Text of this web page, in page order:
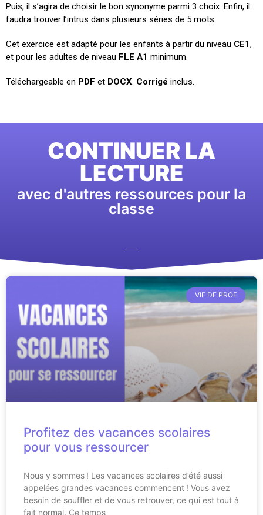
Puis, il s’agira de choisir le bon synonyme parmi 3 choix. Enfin, il
faudra trouver l’intrus dans plusieurs séries de 5 mots.
Cet exercice est adapté pour les enfants à partir du niveau CE1,
et pour les adultes de niveau FLE A1 minimum.
Téléchargeable en PDF et DOCX. Corrigé inclus.
CONTINUER LA
LECTURE
avec d'autres ressources pour la
classe
VIE DE PROF
Profitez des vacances scolaires
pour vous ressourcer
Nous y sommes ! Les vacances scolaires d’été aussi
appelées grandes vacances commencent ! Vous avez
besoin de souffler et de vous retrouver, ce qui est tout à
fait normal. Ce temps